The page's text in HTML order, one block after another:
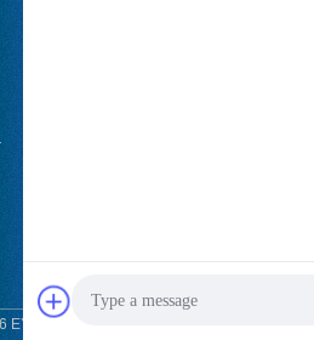
Poker Cheat Center. All Rights Reserved.